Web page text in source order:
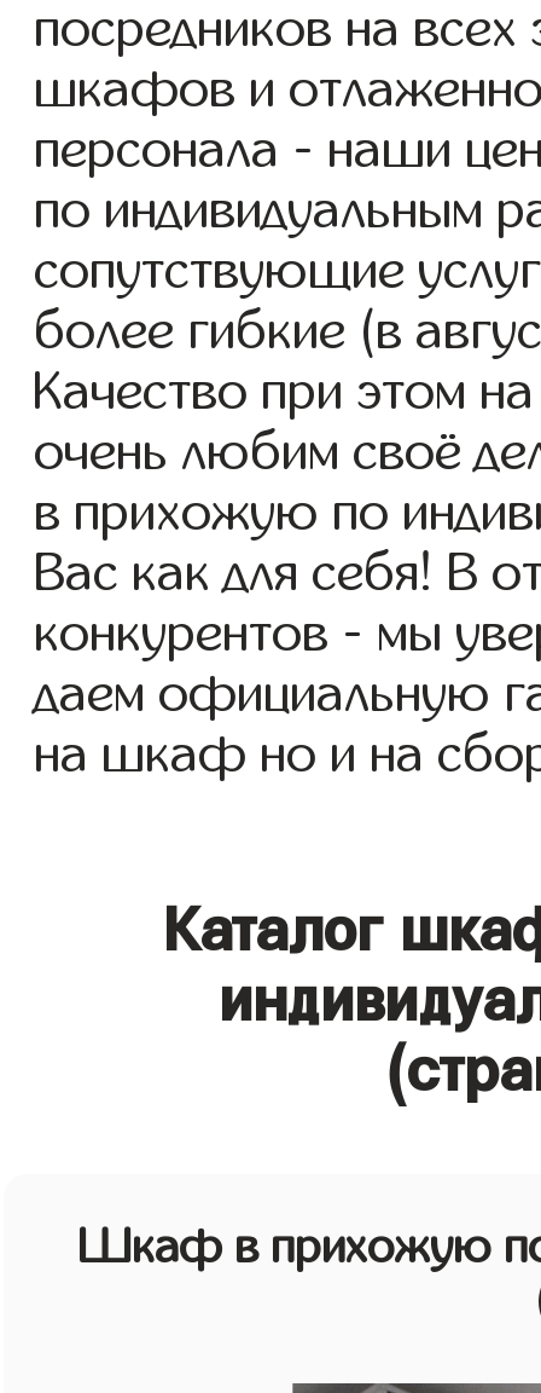
посредников на всех
шкафов и
персонала - наши
по индивидуальным
сопутствующие
более гибкие (в
Качество при этом
очень любим своё
в прихожую по
Вас как для себя! В
конкурентов - мы
даем официальную
на шкаф но и на
Каталог
Шкаф в прихожую по